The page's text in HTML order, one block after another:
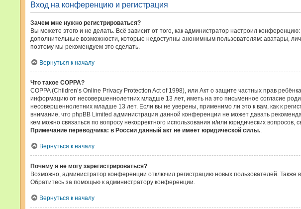
Вход на конференцию и регистрация
Зачем мне нужно регистрироваться?
Вы можете этого и не делать. Всё зависит от того, как администратор настроил
дополнительные возможности, которые недоступны анонимным пользователям: аватары,
поэтому мы рекомендуем это сделать.
Вернуться к началу
Что такое COPPA?
COPPA (Children’s Online Privacy Protection Act of 1998), или Акт о защите частных прав
информацию от несовершеннолетних младше 13 лет, иметь на это письменное согласие
несовершеннолетних младше 13 лет. Если вы не уверены, применимо ли это к вам, как к
внимание, что phpBB Limited администрация данной конференции не может давать
кем можно связаться по вопросу некорректного использования и/или юридических вопросов,
Примечание переводчика: в России данный акт не имеет юридической силы..
Вернуться к началу
Почему я не могу зарегистрироваться?
Возможно, администратор конференции отключил регистрацию новых пользователей.
Обратитесь за помощью к администратору конференции.
Вернуться к началу